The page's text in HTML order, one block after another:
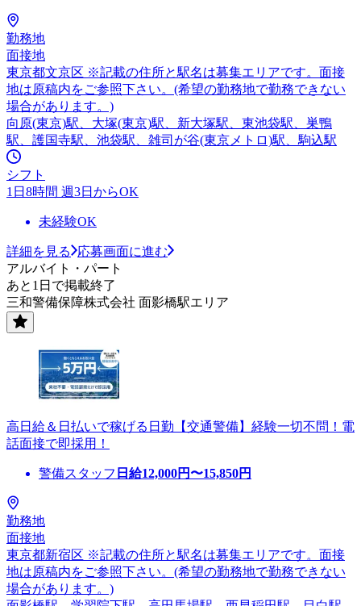
勤務地
面接地
東京都文京区 ※記載の住所と駅名は募集エリアです。面接
地は原稿内をご参照下さい。(希望の勤務地で勤務できない
場合があります。)
向原(東京)駅、大塚(東京)駅、新大塚駅、東池袋駅、巣鴨
駅、護国寺駅、池袋駅、雑司が谷(東京メトロ)駅、駒込駅
シフト
1日8時間 週3日からOK
未経験OK
詳細を見る
応募画面に進む
アルバイト・パート
あと1日で掲載終了
三和警備保障株式会社 面影橋駅エリア
高日給＆日払いで稼げる日勤【交通警備】経験一切不問！電
話面接で即採用！
警備スタッフ 日給12,000円〜15,850円
勤務地
面接地
東京都新宿区 ※記載の住所と駅名は募集エリアです。面接
地は原稿内をご参照下さい。(希望の勤務地で勤務できない
場合があります。)